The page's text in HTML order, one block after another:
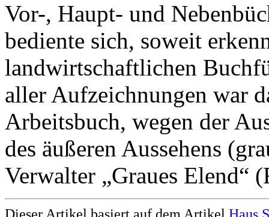
Vor-, Haupt- und
bediente sich, soweit
landwirtschaftlichen
aller Aufzeichnungen war
Arbeitsbuch, wegen der
des äußeren Aussehens
Verwalter „Graues Elend“
Dieser Artikel basiert auf dem Artikel Haus